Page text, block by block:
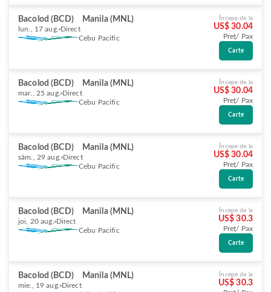
Bacolod (BCD) Manila (MNL)
lun., 17 aug. Direct
Cebu Pacific
Începe de la
US$ 30.04
Preț/ Pax
Carte
Bacolod (BCD) Manila (MNL)
mar., 25 aug. Direct
Cebu Pacific
Începe de la
US$ 30.04
Preț/ Pax
Carte
Bacolod (BCD) Manila (MNL)
sâm., 29 aug. Direct
Cebu Pacific
Începe de la
US$ 30.04
Preț/ Pax
Carte
Bacolod (BCD) Manila (MNL)
joi, 20 aug. Direct
Cebu Pacific
Începe de la
US$ 30.3
Preț/ Pax
Carte
Bacolod (BCD) Manila (MNL)
mie., 19 aug. Direct
Începe de la
US$ 30.3